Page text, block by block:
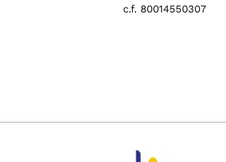
c.f. 80014550307